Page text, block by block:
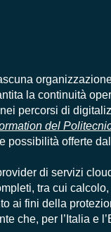
la continuità
percorsi di
del
possibilità offerte
di servizi
tra cui
ai fini della
che, per l’Italia e